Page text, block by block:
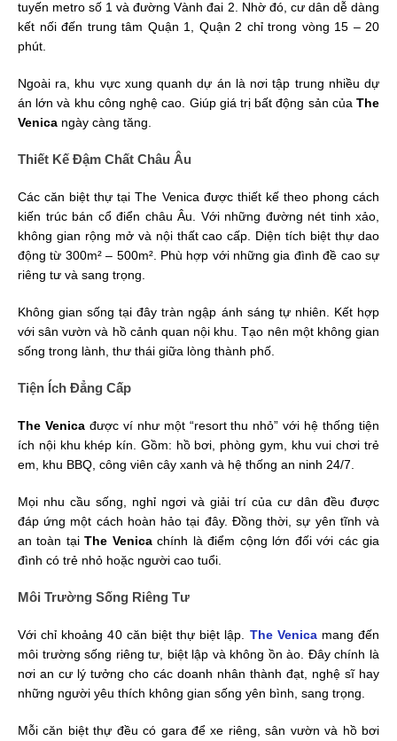
tuyến metro số 1 và đường Vành đai 2. Nhờ đó, cư dân dễ dàng
kết nối đến trung tâm Quận 1, Quận 2 chỉ trong vòng 15 – 20
phút.
Ngoài ra, khu vực xung quanh dự án là nơi tập trung nhiều dự
án lớn và khu công nghệ cao. Giúp giá trị bất động sản của The
Venica ngày càng tăng.
Thiết Kế Đậm Chất Châu Âu
Các căn biệt thự tại The Venica được thiết kế theo phong cách
kiến trúc bán cổ điển châu Âu. Với những đường nét tinh xảo,
không gian rộng mở và nội thất cao cấp. Diện tích biệt thự dao
động từ 300m² – 500m². Phù hợp với những gia đình đề cao sự
riêng tư và sang trọng.
Không gian sống tại đây tràn ngập ánh sáng tự nhiên. Kết hợp
với sân vườn và hồ cảnh quan nội khu. Tạo nên một không gian
sống trong lành, thư thái giữa lòng thành phố.
Tiện Ích Đẳng Cấp
The Venicađược ví như một “resort thu nhỏ” với hệ thống tiện
ích nội khu khép kín. Gồm: hồ bơi, phòng gym, khu vui chơi trẻ
em, khu BBQ, công viên cây xanh và hệ thống an ninh 24/7.
Mọi nhu cầu sống, nghỉ ngơi và giải trí của cư dân đều được
đáp ứng một cách hoàn hảo tại đây. Đồng thời, sự yên tĩnh và
an toàn tạiThe Venicachính là điểm cộng lớn đối với các gia
đình có trẻ nhỏ hoặc người cao tuổi.
Môi Trường Sống Riêng Tư
Với chỉ khoảng 40 căn biệt thự biệt lập. The Venica mang đến
môi trường sống riêng tư, biệt lập và không ồn ào. Đây chính là
nơi an cư lý tưởng cho các doanh nhân thành đạt, nghệ sĩ hay
những người yêu thích không gian sống yên bình, sang trọng.
Mỗi căn biệt thự đều có gara để xe riêng, sân vườn và hồ bơi